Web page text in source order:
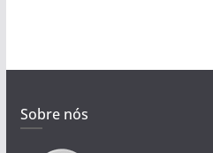
Sobre nós